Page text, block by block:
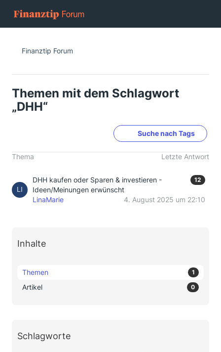
Finanztip Forum
Themen mit dem Schlagwort
„DHH“
Suche nach Tags
Thema Letzte Antwort
DHH kaufen oder Sparen & investieren -
Ideen/Meinungen erwünscht
12
LinaMarie 4. August 2025 um 22:10
Inhalte
Themen 1
Artikel 0
Schlagworte